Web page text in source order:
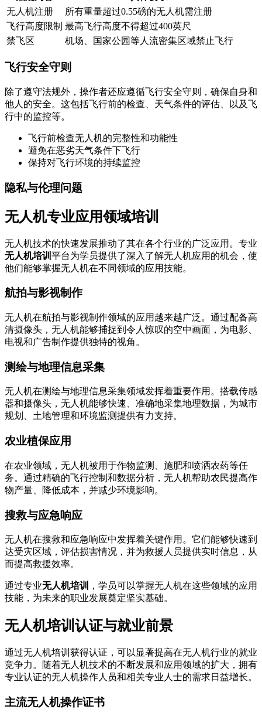
无人机注册
所有重量超过0.55磅的无人机需注册
飞行高度限制 最高飞行高度不得超过400英尺
禁飞区
机场、国家公园等人流密集区域禁止飞行
飞行安全守则
除了遵守法规外，操作者还应遵循飞行安全守则，确保自身和
他人的安全。这包括飞行前的检查、天气条件的评估、以及飞
行中的监控等。
飞行前检查无人机的完整性和功能性
避免在恶劣天气条件下飞行
保持对飞行环境的持续监控
隐私与伦理问题
无人机专业应用领域培训
无人机技术的快速发展推动了其在各个行业的广泛应用。专业
无人机培训 平台为学员提供了深入了解无人机应用的机会，使
他们能够掌握无人机在不同领域的应用技能。
航拍与影视制作
无人机在航拍与影视制作领域的应用越来越广泛。通过配备高
清摄像头，无人机能够捕捉到令人惊叹的空中画面，为电影、
电视和广告制作提供独特的视角。
测绘与地理信息采集
无人机在测绘与地理信息采集领域发挥着重要作用。搭载传感
器和摄像头，无人机能够快速、准确地采集地理数据，为城市
规划、土地管理和环境监测提供有力支持。
农业植保应用
在农业领域，无人机被用于作物监测、施肥和喷洒农药等任
务。通过精确的飞行控制和数据分析，无人机帮助农民提高作
物产量、降低成本，并减少环境影响。
搜救与应急响应
无人机在搜救和应急响应中发挥着关键作用。它们能够快速到
达受灾区域，评估损害情况，并为救援人员提供实时信息，从
而提高救援效率。
通过专业无人机培训
，学员可以掌握无人机在这些领域的应用
技能，为未来的职业发展奠定坚实基础。
无人机培训认证与就业前景
通过无人机培训获得认证，可以显著提高在无人机行业的就业
竞争力。随着无人机技术的不断发展和应用领域的扩大，拥有
专业认证的无人机操作人员和相关专业人士的需求日益增长。
主流无人机操作证书